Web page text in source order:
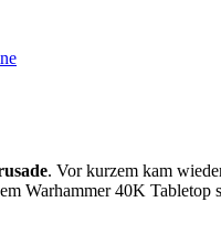
. Vor kurzem kam
Warhammer 40K Tabletop